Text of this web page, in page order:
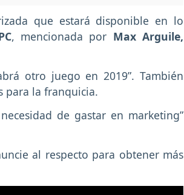
que estará disponible en lo
, mencionada por Max Arguile,
otro juego en 2019”. También
para la franquicia.
de gastar en marketing”
al respecto para obtener más